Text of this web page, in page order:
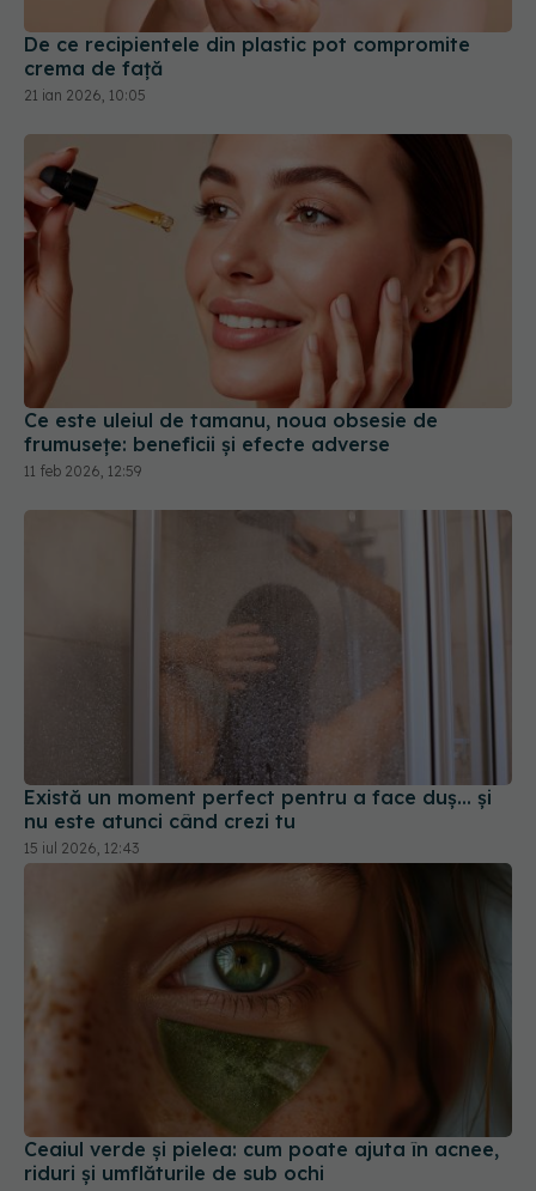
Ce este uleiul de tamanu, noua obsesie de
frumusețe: beneficii și efecte adverse
11 feb 2026, 12:59
Există un moment perfect pentru a face duș... și
nu este atunci când crezi tu
Ceaiul verde și pielea: cum poate ajuta în acnee,
riduri și umflăturile de sub ochi